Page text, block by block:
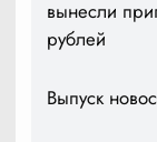
вынесли
рублей
Выпуск